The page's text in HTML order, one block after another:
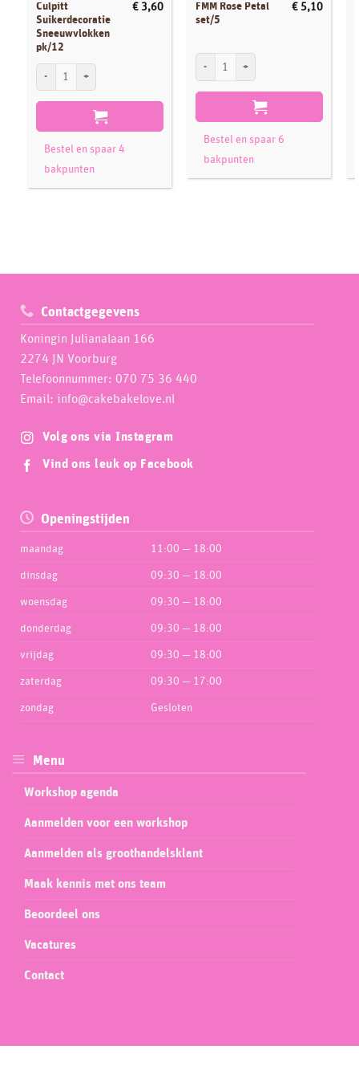
Culpitt
Suikerdecoratie
Sneeuwvlokken
pk/12
€ 3,60
Culpitt Suikerdecoratie Sneeuwvlokken pk/12 aantal
Bestel en spaar 4
bakpunten
FMM Rose Petal
set/5
€ 5,10
Bestel en spaar 6
bakpunten
Contactgegevens
Koningin Julianalaan 166
2274 JN Voorburg
Telefoonnummer: 070 75 36 440
Email: info@cakebakelove.nl
Volg ons via Instagram
Vind ons leuk op Facebook
Openingstijden
maandag 11:00 — 18:00
dinsdag 09:30 — 18:00
woensdag 09:30 — 18:00
donderdag 09:30 — 18:00
vrijdag 09:30 — 18:00
zaterdag 09:30 — 17:00
zondag Gesloten
Menu
Workshop agenda
Aanmelden voor een workshop
Aanmelden als groothandelsklant
Maak kennis met ons team
Beoordeel ons
Vacatures
Contact